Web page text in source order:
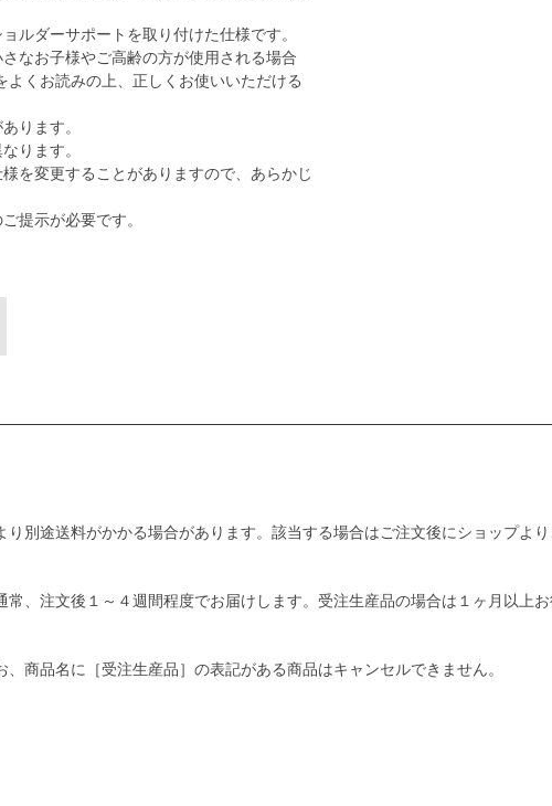
ルダーサポートを取り付けた仕様です。
なお子様やご高齢の方が使用される場合
くお読みの上、正しくお使いいただける
ります。
ります。
を変更することがありますので、あらかじ
提示が必要です。
別途送料がかかる場合があります。該当する場合はご注文後にショップより
、注文後１～４週間程度でお届けします。受注生産品の場合は１ヶ月以上お
商品名に［受注生産品］の表記がある商品はキャンセルできません。